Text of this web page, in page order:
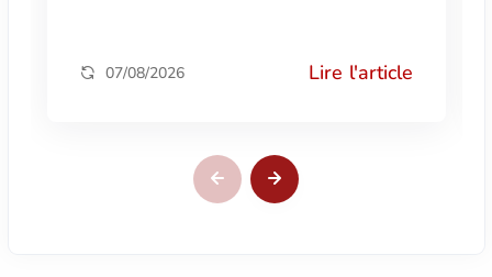
07/08/2026 Lire l'article